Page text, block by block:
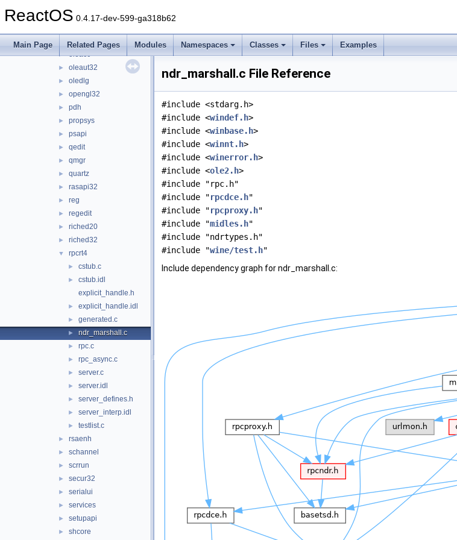
ReactOS 0.4.17-dev-599-ga318b62
Main Page Related Pages Modules Namespaces Classes Files Examples
► ntdsapi
ole32
► oleacc
► oleaut32
► oledlg
► opengl32
► pdh
► propsys
► psapi
► qedit
► qmgr
► quartz
► rasapi32
► reg
► regedit
► riched20
► riched32
▼ rpcrt4
► cstub.c
►
cstub.idl
explicit_handle.h
► explicit_handle.idl
► generated.c
► ndr_marshall.c
► rpc.c
► rpc_async.c
► server.c
► server.idl
► server_defines.h
► server_interp.idl
► testlist.c
► rsaenh
► schannel
► scrrun
► secur32
► serialui
► services
► setupapi
► shcore
ndr_marshall.c File Reference
#include <stdarg.h>
#include <windef.h>
#include <winbase.h>
#include <winnt.h>
#include <winerror.h>
#include <ole2.h>
#include "rpc.h"
#include "rpcdce.h"
#include "rpcproxy.h"
#include "midles.h"
#include "ndrtypes.h"
#include "wine/test.h"
Include dependency graph for ndr_marshall.c: